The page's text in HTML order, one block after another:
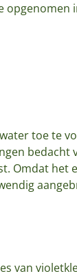
toe te
bedacht
Omdat het
van